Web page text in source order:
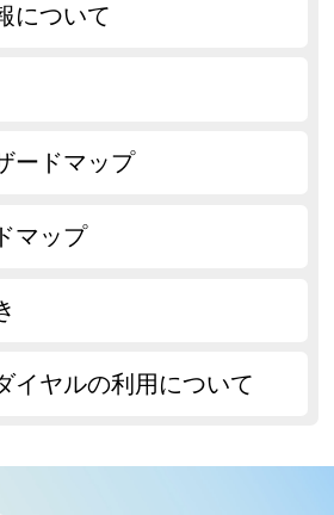
について
ードマップ
マップ
イヤルの利用について